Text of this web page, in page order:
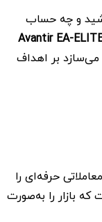
و چه حساب
Avantir EA-
می‌سازد بر اهداف
حرفه‌ای را
که بازار را به‌صورت